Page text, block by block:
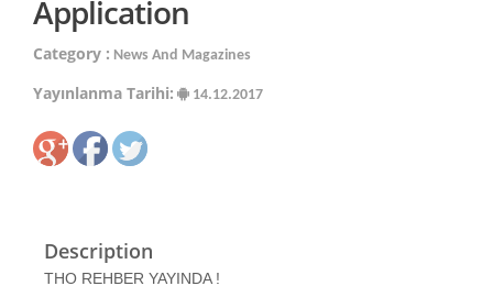
Application
Category : News And Magazines
Yayınlanma Tarihi: 14.12.2017
Description
THO REHBER YAYINDA !